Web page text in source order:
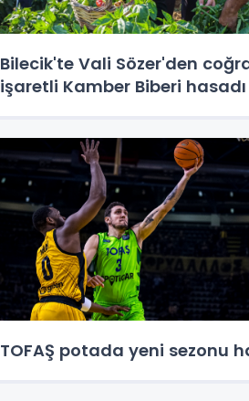
Bilecik'te Vali Sözer'den
işaretli Kamber Biberi hasadı
TOFAŞ potada yeni sezonu